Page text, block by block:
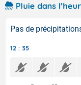
Pluie dans
Pas de
12 : 35